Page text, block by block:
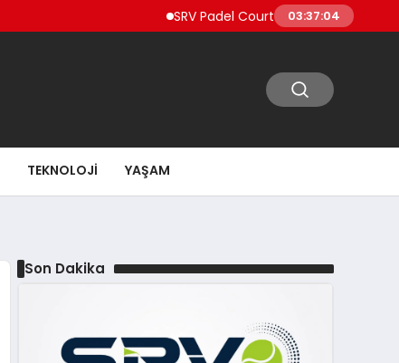
SRV Padel Court, 24 Ülkeye İhracat
03:37:05
TEKNOLOJI YAŞAM
Son Dakika